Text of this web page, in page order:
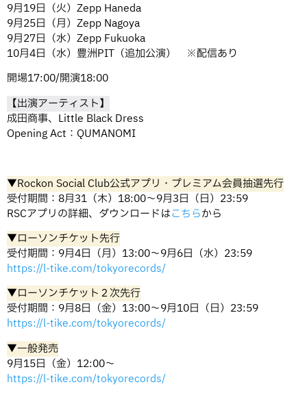
9月19日（火）Zepp Haneda
9月25日（月）Zepp Nagoya
9月27日（水）Zepp Fukuoka
10月4日（水）豊洲PIT（追加公演） ※配信あり
開場17:00/開演18:00
【出演アーティスト】
成田商事、Little Black Dress
Opening Act：QUMANOMI
▼Rockon Social Club公式アプリ・プレミアム会員抽選先行
受付期間：8月31（木）18:00〜9月3日（日）23:59
RSCアプリの詳細、ダウンロードはこちらから
▼ローソンチケット先行
受付期間：9月4日（月）13:00〜9月6日（水）23:59
https://l-tike.com/tokyorecords/
▼ローソンチケット２次先行
受付期間：9月8日（金）13:00〜9月10日（日）23:59
https://l-tike.com/tokyorecords/
▼一般発売
9月15日（金）12:00〜
https://l-tike.com/tokyorecords/